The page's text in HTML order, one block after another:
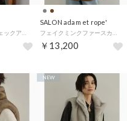
SALON adam et rope'
￥13,200
NEW